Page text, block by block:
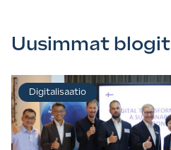
Uusimmat blogit
Digitalisaatio